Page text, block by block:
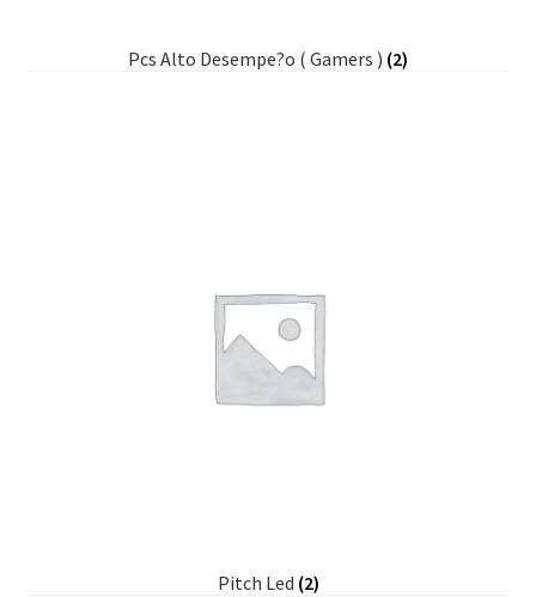
Pcs Alto Desempe?o ( Gamers ) (2)
Pitch Led (2)